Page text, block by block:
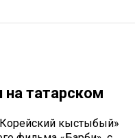
татарском
кыстыбый»